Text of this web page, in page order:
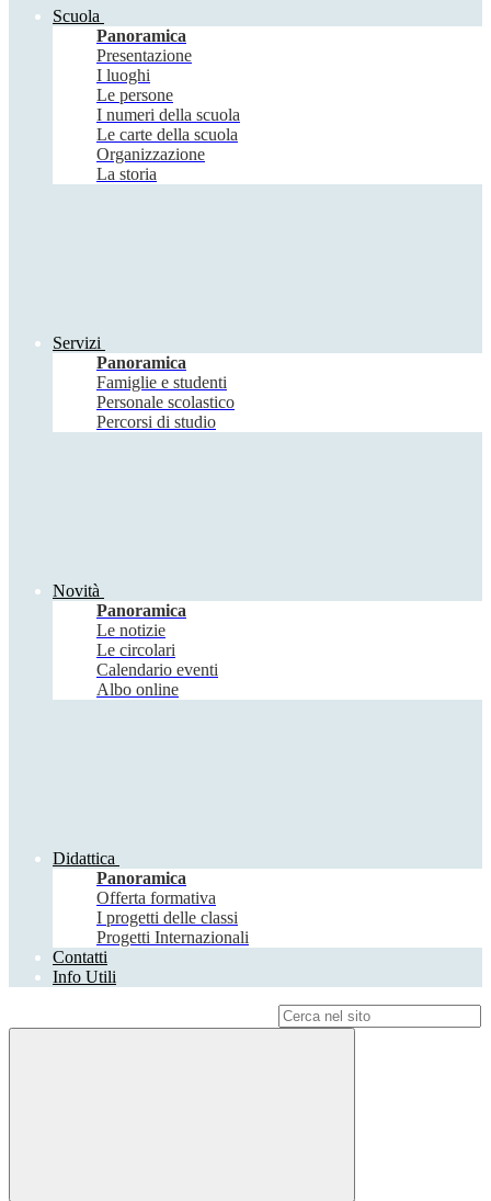
Scuola
Panoramica
Presentazione
I luoghi
Le persone
I numeri della scuola
Le carte della scuola
Organizzazione
La storia
Servizi
Panoramica
Famiglie e studenti
Personale scolastico
Percorsi di studio
Novità
Panoramica
Le notizie
Le circolari
Calendario eventi
Albo online
Didattica
Panoramica
Offerta formativa
I progetti delle classi
Progetti Internazionali
Contatti
Info Utili